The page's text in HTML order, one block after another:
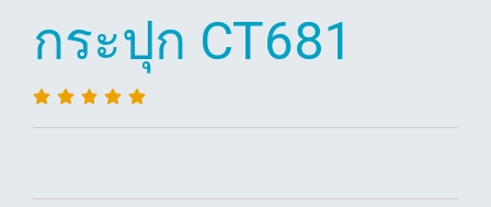
กระปุก CT681